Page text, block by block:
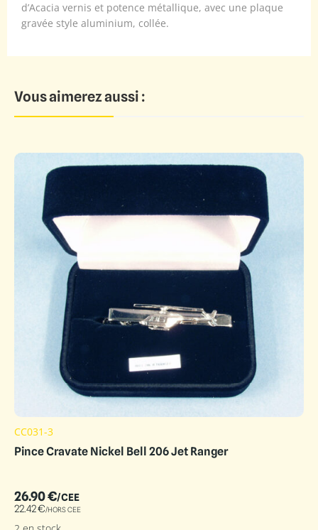
d’Acacia vernis et potence métallique, avec une plaque
gravée style aluminium, collée.
Vous aimerez aussi :
CC031-3
Pince Cravate Nickel Bell 206 Jet Ranger
26.90€/CEE
22.42€/HORS CEE